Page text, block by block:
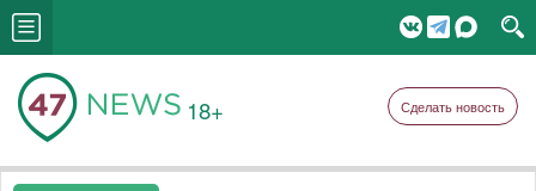
18+ Сделать новость